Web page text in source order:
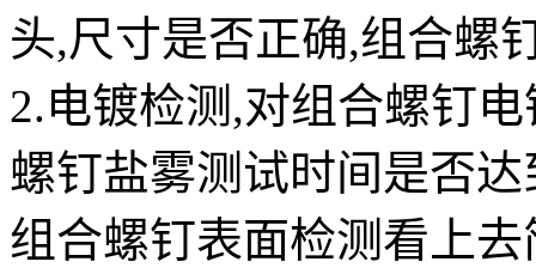
头,尺寸是否正确,组合螺
2.电镀检测,对组合螺钉
螺钉盐雾测试时间是否
组合螺钉表面检测看上